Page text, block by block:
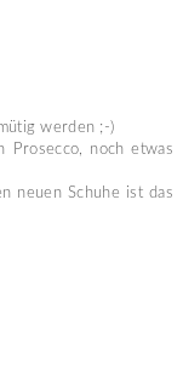
werden ;-)
Prosecco, noch etwas
neuen Schuhe ist das